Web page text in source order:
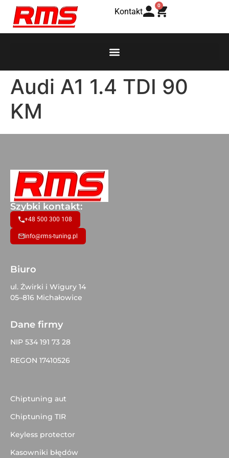
Kontakt
0
Audi A1 1.4 TDI 90
KM
Szybki kontakt:
+48 500 300 108
info@rms-tuning.pl
Biuro
ul. Żwirki i Wigury 14
05–816 Michałowice
Dane firmy
NIP 534 191 73 28
REGON 17410526
Chiptuning aut
Chiptuning TIR
Keyless protector
Kasowniki błędów